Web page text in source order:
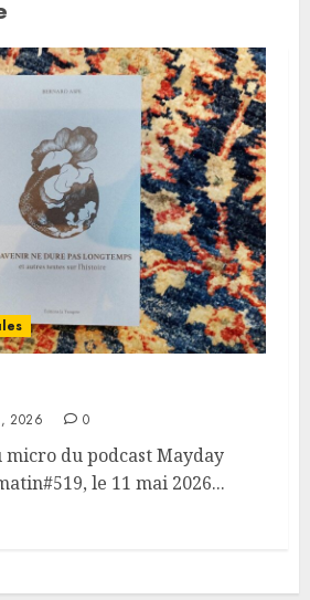
2026 0
micro du podcast Mayday
le 11 mai 2026...